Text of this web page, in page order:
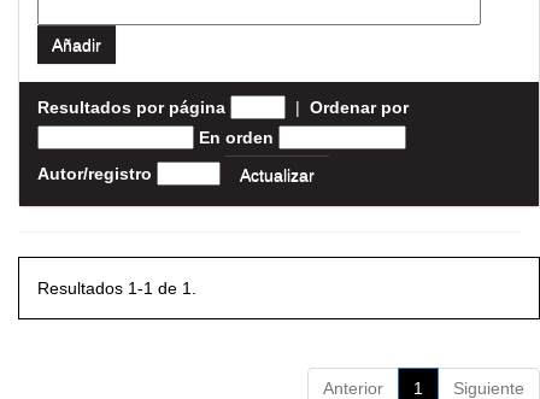
Resultados por página | Ordenar por
En orden
Autor/registro
Resultados 1-1 de 1.
Anterior 1 Siguiente